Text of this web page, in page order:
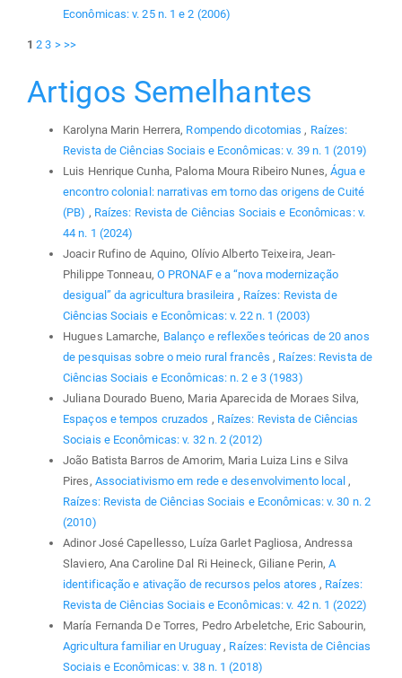
Econômicas: v. 25 n. 1 e 2 (2006)
1 2 3 > >>
Artigos Semelhantes
Karolyna Marin Herrera, Rompendo dicotomias , Raízes:
Revista de Ciências Sociais e Econômicas: v. 39 n. 1 (2019)
Luis Henrique Cunha, Paloma Moura Ribeiro Nunes, Água e
encontro colonial: narrativas em torno das origens de Cuité
(PB) , Raízes: Revista de Ciências Sociais e Econômicas: v.
44 n. 1 (2024)
Joacir Rufino de Aquino, Olívio Alberto Teixeira, Jean-
Philippe Tonneau, O PRONAF e a “nova modernização
desigual” da agricultura brasileira , Raízes: Revista de
Ciências Sociais e Econômicas: v. 22 n. 1 (2003)
Hugues Lamarche, Balanço e reflexões teóricas de 20 anos
de pesquisas sobre o meio rural francês , Raízes: Revista de
Ciências Sociais e Econômicas: n. 2 e 3 (1983)
Juliana Dourado Bueno, Maria Aparecida de Moraes Silva,
Espaços e tempos cruzados , Raízes: Revista de Ciências
Sociais e Econômicas: v. 32 n. 2 (2012)
João Batista Barros de Amorim, Maria Luiza Lins e Silva
Pires, Associativismo em rede e desenvolvimento local ,
Raízes: Revista de Ciências Sociais e Econômicas: v. 30 n. 2
(2010)
Adinor José Capellesso, Luíza Garlet Pagliosa, Andressa
Slaviero, Ana Caroline Dal Ri Heineck, Giliane Perin,A
identificação e ativação de recursos pelos atores , Raízes:
Revista de Ciências Sociais e Econômicas: v. 42 n. 1 (2022)
María Fernanda De Torres, Pedro Arbeletche, Eric Sabourin,
Agricultura familiar en Uruguay , Raízes: Revista de Ciências
Sociais e Econômicas: v. 38 n. 1 (2018)